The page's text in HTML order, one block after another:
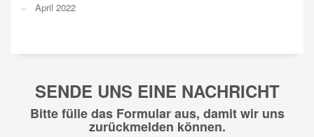
April 2022
SENDE UNS EINE NACHRICHT
Bitte fülle das Formular aus, damit wir uns
zurückmelden können.